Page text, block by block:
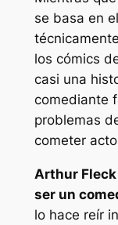
se basa en
los cómics
casi una
comediante
problemas
cometer
Arthur
ser un
lo hace reír